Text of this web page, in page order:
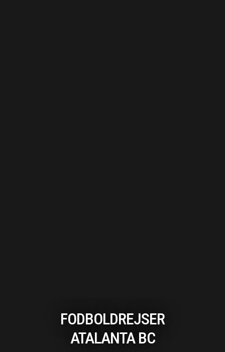
FODBOLDREJSER
ATALANTA BC